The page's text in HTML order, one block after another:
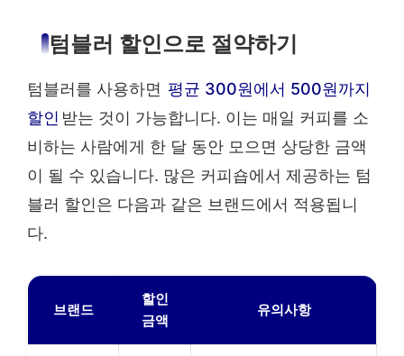
텀블러 할인으로 절약하기
텀블러를 사용하면 평균 300원에서 500원까지
할인 받는 것이 가능합니다. 이는 매일 커피를 소
비하는 사람에게 한 달 동안 모으면 상당한 금액
이 될 수 있습니다. 많은 커피숍에서 제공하는 텀
블러 할인은 다음과 같은 브랜드에서 적용됩니
다.
브랜드
할인
금액
유의사항